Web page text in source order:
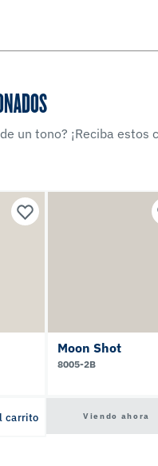
un tono? ¡Reciba estos
carrito
Moon Shot
8005-2B
Viendo ahora